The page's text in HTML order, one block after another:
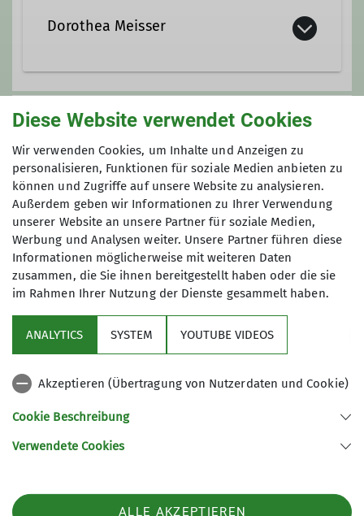
Dorothea Meisser
Unsere Veranstaltungsorte
IGS Geismar - Sporthalle 2
Schulweg
37083 Göttingen
Sektion
Aktuelles
Sektion Göttingen des Deutschen Alpenvereins e.V.
Diese Website verwendet Cookies
Wir verwenden Cookies, um Inhalte und Anzeigen zu
personalisieren, Funktionen für soziale Medien anbieten zu
können und Zugriffe auf unsere Website zu analysieren.
Außerdem geben wir Informationen zu Ihrer Verwendung
unserer Website an unsere Partner für soziale Medien,
Werbung und Analysen weiter. Unsere Partner führen diese
Informationen möglicherweise mit weiteren Daten
zusammen, die Sie ihnen bereitgestellt haben oder die sie
im Rahmen Ihrer Nutzung der Dienste gesammelt haben.
ANALYTICS SYSTEM YOUTUBE VIDEOS
Akzeptieren (Übertragung von Nutzerdaten und Cookie)
Cookie Beschreibung
Verwendete Cookies
ALLE AKZEPTIEREN